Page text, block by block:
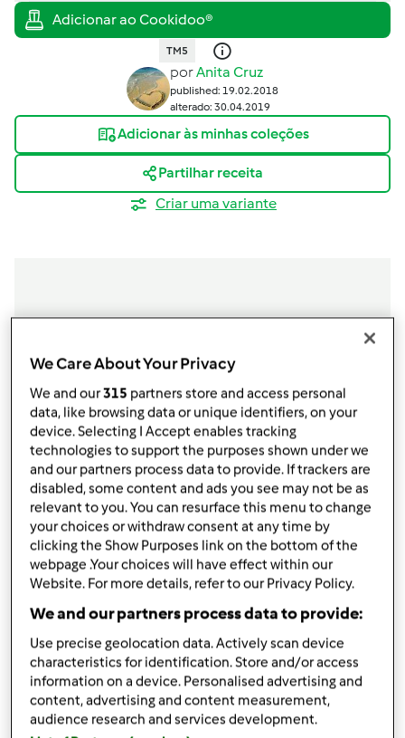
TM5
porAnita Cruz
published: 19.02.2018
alterado: 30.04.2019
Adicionar às minhas coleções
Partilhar receita
Criar uma variante
Bolo de Mel e Canela
3ovos
100gmel
250gleite
150gaçúcar
300g Farinha c/ fermento (uso Branca de Neve)
80góleo
1c. sopa de Canela (bem cheia)
1c. chá de fermento em pó
Adicionar à lista de compras
We Care About Your Privacy
We and our315 partners store and access personal
data, like browsing data or unique identifiers, on your
device. Selecting I Accept enables tracking
technologies to support the purposes shown under we
and our partners process data to provide. If trackers are
disabled, some content and ads you see may not be as
relevant to you. You can resurface this menu to change
your choices or withdraw consent at any time by
clicking the Show Purposes link on the bottom of the
webpage .Your choices will have effect within our
Website. For more details, refer to our Privacy Policy.
We and our partners process data to provide:
Use precise geolocation data. Actively scan device
characteristics for identification. Store and/or access
information on a device. Personalised advertising and
content, advertising and content measurement,
audience research and services development.